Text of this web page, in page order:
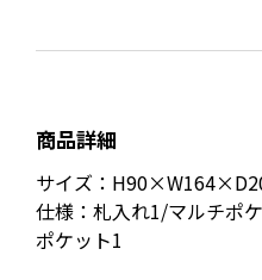
商品詳細
サイズ：
仕様：札入れ1/マルチポ
ポケット1